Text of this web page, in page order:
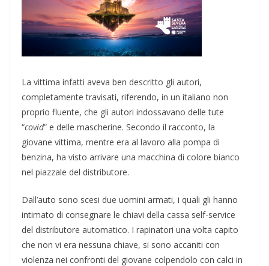
La vittima infatti aveva ben descritto gli autori,
completamente travisati, riferendo, in un italiano non
proprio fluente, che gli autori indossavano delle tute
“covid” e delle mascherine. Secondo il racconto, la
giovane vittima, mentre era al lavoro alla pompa di
benzina, ha visto arrivare una macchina di colore bianco
nel piazzale del distributore.
Dall’auto sono scesi due uomini armati, i quali gli hanno
intimato di consegnare le chiavi della cassa self-service
del distributore automatico. I rapinatori una volta capito
che non vi era nessuna chiave, si sono accaniti con
violenza nei confronti del giovane colpendolo con calci in